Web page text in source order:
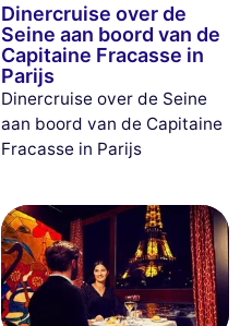
Dinercruise over de
Seine aan boord van de
Capitaine Fracasse in
Parijs
Dinercruise over de Seine
aan boord van de Capitaine
Fracasse in Parijs